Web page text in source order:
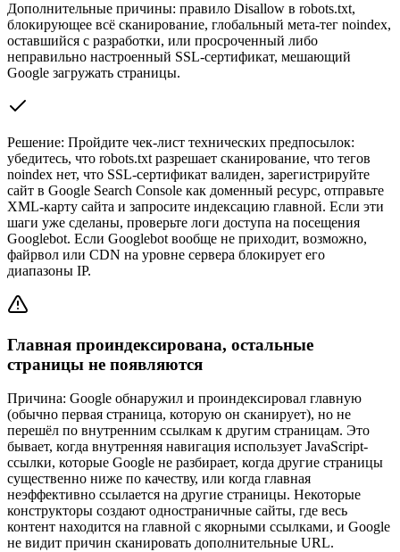
Дополнительные причины: правило Disallow в robots.txt,
блокирующее всё сканирование, глобальный мета-тег noindex,
оставшийся с разработки, или просроченный либо
неправильно настроенный SSL-сертификат, мешающий
Google загружать страницы.
Решение: Пройдите чек-лист технических предпосылок:
убедитесь, что robots.txt разрешает сканирование, что тегов
noindex нет, что SSL-сертификат валиден, зарегистрируйте
сайт в Google Search Console как доменный ресурс, отправьте
XML-карту сайта и запросите индексацию главной. Если эти
шаги уже сделаны, проверьте логи доступа на посещения
Googlebot. Если Googlebot вообще не приходит, возможно,
файрвол или CDN на уровне сервера блокирует его
диапазоны IP.
Главная проиндексирована, остальные
страницы не появляются
Причина: Google обнаружил и проиндексировал главную
(обычно первая страница, которую он сканирует), но не
перешёл по внутренним ссылкам к другим страницам. Это
бывает, когда внутренняя навигация использует JavaScript-
ссылки, которые Google не разбирает, когда другие страницы
существенно ниже по качеству, или когда главная
неэффективно ссылается на другие страницы. Некоторые
конструкторы создают одностраничные сайты, где весь
контент находится на главной с якорными ссылками, и Google
не видит причин сканировать дополнительные URL.